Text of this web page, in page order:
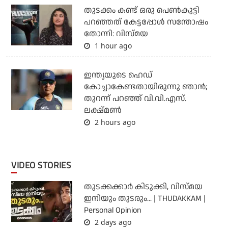
തുടക്കം കണ്ട് ഒരു പെൺകുട്ടി
പറഞ്ഞത് കേട്ടപ്പോൾ സന്തോഷം
തോന്നി: വിസ്മയ
1 hour ago
ഇന്ത്യയുടെ ഹെഡ്
കോച്ചാകേണ്ടതായിരുന്നു ഞാന്‍;
തുറന്ന് പറഞ്ഞ് വി.വി.എസ്.
ലക്ഷ്മണ്‍
2 hours ago
VIDEO STORIES
തുടക്കക്കാര്‍ കിടുക്കി, വിസ്മയ
ഇനിയും തുടരും... | THUDAKKAM |
Personal Opinion
2 days ago